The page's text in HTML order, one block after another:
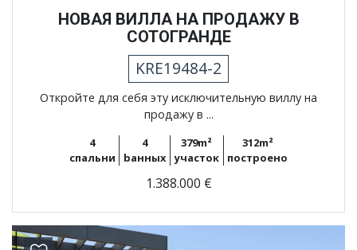
НОВАЯ ВИЛЛА НА ПРОДАЖУ В
СОТОГРАНДЕ
KRE19484-2
Откройте для себя эту исключительную виллу на
продажу в ...
4
спальни
4
bанных
379m²
участок
312m²
построено
1.388.000 €